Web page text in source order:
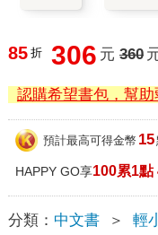
85 折 306 元 360
認購希望書包，幫助
預計最高可得金幣 15
HAPPY GO享100累1點
分類： 中文書 ＞ 輕